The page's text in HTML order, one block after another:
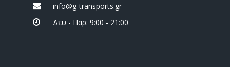
info@g-transports.gr
Δευ - Παρ: 9:00 - 21:00